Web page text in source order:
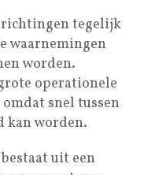
richtingen tegelijk
waarnemingen
worden.
operationele
snel tussen
kan worden.
uit een